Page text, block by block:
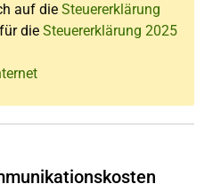
auf die Steuererklärung
die Steuererklärung 2025